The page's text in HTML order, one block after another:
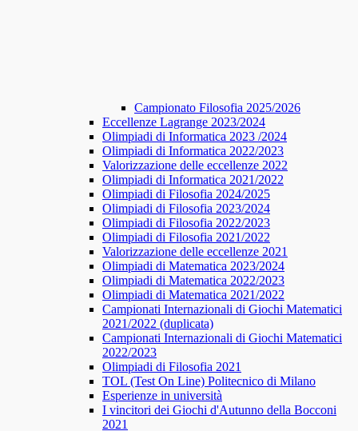
Campionato Filosofia 2025/2026
​​Eccellenze Lagrange 2023/2024
Olimpiadi di Informatica 2023 /2024
Olimpiadi di Informatica 2022/2023
Valorizzazione delle eccellenze 2022
Olimpiadi di Informatica 2021/2022
Olimpiadi di Filosofia 2024/2025
Olimpiadi di Filosofia 2023/2024
Olimpiadi di Filosofia 2022/2023
Olimpiadi di Filosofia 2021/2022
Valorizzazione delle eccellenze 2021
Olimpiadi di Matematica 2023/2024
Olimpiadi di Matematica 2022/2023
Olimpiadi di Matematica 2021/2022
Campionati Internazionali di Giochi Matematici
2021/2022 (duplicata)
Campionati Internazionali di Giochi Matematici
2022/2023
Olimpiadi di Filosofia 2021
TOL (Test On Line) Politecnico di Milano
Esperienze in università
I vincitori dei Giochi d'Autunno della Bocconi
2021